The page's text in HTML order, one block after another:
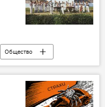
Общество